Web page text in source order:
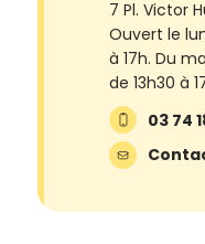
7 Pl. Victor
Ouvert le
à 17h. Du
de 13h30 à
03 74